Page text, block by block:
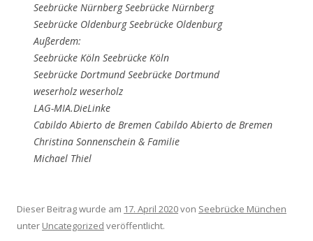
Seebrücke Nürnberg Seebrücke Nürnberg
Seebrücke Oldenburg Seebrücke Oldenburg
Außerdem:
Seebrücke Köln Seebrücke Köln
Seebrücke Dortmund Seebrücke Dortmund
weserholz weserholz
LAG-MIA.DieLinke
Cabildo Abierto de Bremen Cabildo Abierto de Bremen
Christina Sonnenschein & Familie
Michael Thiel
Dieser Beitrag wurde am 17. April 2020von Seebrücke München
unter Uncategorized veröffentlicht.